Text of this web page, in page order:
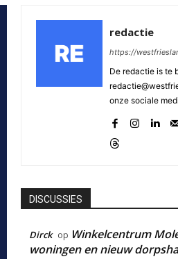
redactie
https://
De redactie is te
onze sociale
DISCUSSIES
Dirck op Winkelcentrum
woningen en nieuw